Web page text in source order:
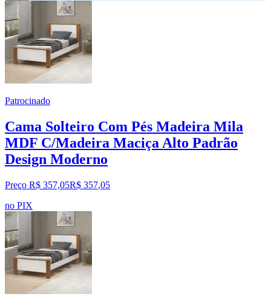
Patrocinado
Cama Solteiro Com Pés Madeira Mila
MDF C/Madeira Maciça Alto Padrão
Design Moderno
Preço R$ 357,05R$ 357,05
no PIX